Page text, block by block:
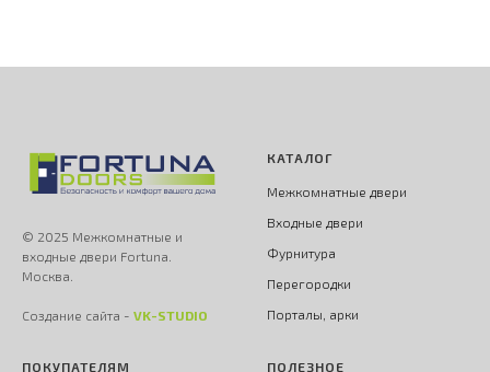
© 2025 Межкомнатные и
входные двери Fortuna.
Москва.
Создание сайта - VK-STUDIO
КАТАЛОГ
Межкомнатные двери
Входные двери
Фурнитура
Перегородки
Порталы, арки
ПОКУПАТЕЛЯМ ПОЛЕЗНОЕ